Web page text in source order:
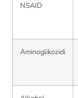
NSAID
Aminoglikozidi